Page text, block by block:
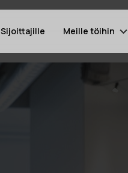
Sijoittajille Meille töihin